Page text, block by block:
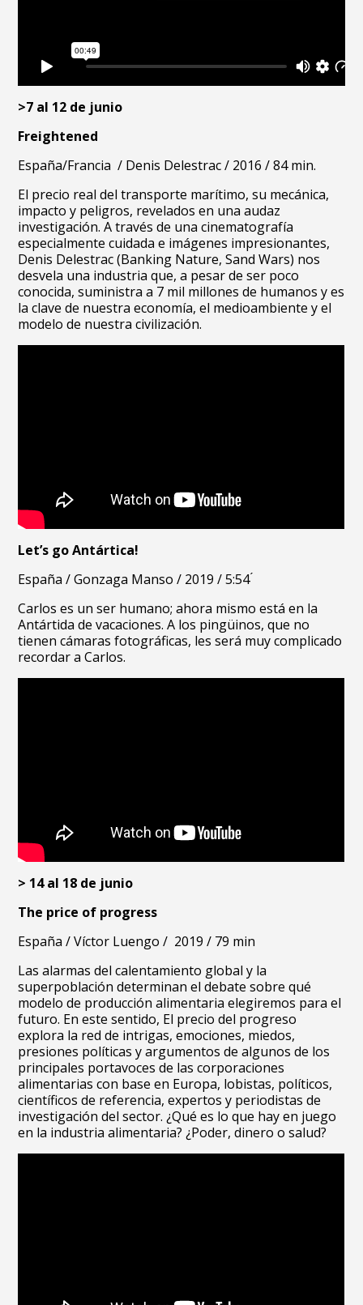
>7 al 12 de junio
Freightened
España/Francia / Denis Delestrac / 2016 /84 min.
El precio real del transporte marítimo, su mecánica,
impacto y peligros, revelados en una audaz
investigación. A través de una cinematografía
especialmente cuidada e imágenes impresionantes,
Denis Delestrac (Banking Nature, Sand Wars) nos
desvela una industria que, a pesarde ser poco
conocida, suministra a 7 mil millones de humanos y es
la clave de nuestraeconomía, el medioambiente y el
modelo de nuestra civilización.
Let’s go Antártica!
España /Gonzaga Manso / 2019 /5:54 ́
Carlos es un ser humano; ahora mismo está en la
Antártida de vacaciones. A los pingüinos, que no
tienen cámaras fotográficas, les será muy complicado
recordar a Carlos.
> 14 al 18 de junio
The price of progress
España /Víctor Luengo / 2019 / 79 min
Las alarmas del calentamiento global y la
superpoblación determinan el debate sobre qué
modelo de producción alimentaria elegiremos para el
futuro. En este sentido, El precio del progreso
explora la red de intrigas, emociones, miedos,
presiones políticas y argumentos de algunos de los
principales portavoces de las corporaciones
alimentarias con base en Europa, lobistas, políticos,
científicos de referencia, expertos y periodistas de
investigación del sector. ¿Qué es lo que hay en juego
en la industria alimentaria? ¿Poder, dinero o salud?